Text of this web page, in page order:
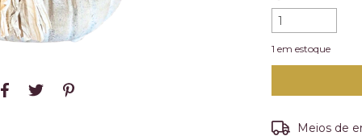
1 em estoque
Entregas para o
Meios de